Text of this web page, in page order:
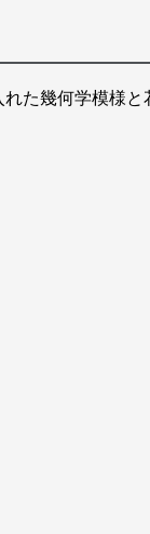
れた幾何学模様